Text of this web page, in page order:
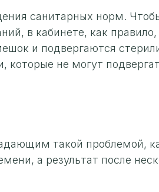
санитарных норм.
в кабинете, как
и подвергаются
не могут
такой проблемой,
а результат после